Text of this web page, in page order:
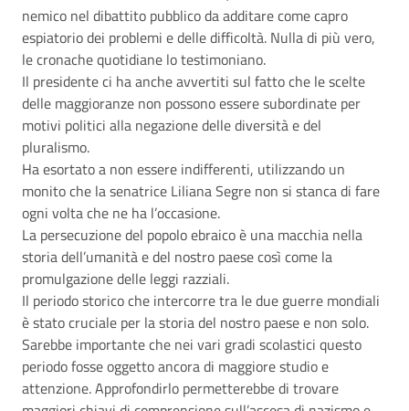
nemico nel dibattito pubblico da additare come capro
espiatorio dei problemi e delle difficoltà. Nulla di più vero,
le cronache quotidiane lo testimoniano.
Il presidente ci ha anche avvertiti sul fatto che le scelte
delle maggioranze non possono essere subordinate per
motivi politici alla negazione delle diversità e del
pluralismo.
Ha esortato a non essere indifferenti, utilizzando un
monito che la senatrice Liliana Segre non si stanca di fare
ogni volta che ne ha l’occasione.
La persecuzione del popolo ebraico è una macchia nella
storia dell’umanità e del nostro paese così come la
promulgazione delle leggi razziali.
Il periodo storico che intercorre tra le due guerre mondiali
è stato cruciale per la storia del nostro paese e non solo.
Sarebbe importante che nei vari gradi scolastici questo
periodo fosse oggetto ancora di maggiore studio e
attenzione. Approfondirlo permetterebbe di trovare